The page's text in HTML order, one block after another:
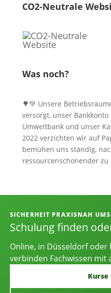
CO2-Neutrale
Was noch?
🌳💚 Unsere
versorgt, unser Bankkonto
Umweltbank und unser
2022 verzichten wir auf
bemühen uns ständig,
ressourcenschonender
Informationen,
SICHERHEIT PRAXISNAH
Schulung finden
Online, in Düsseldorf
verbinden Fachwissen mit